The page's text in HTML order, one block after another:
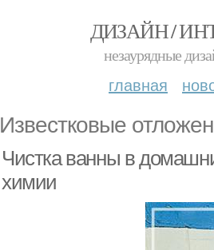
ДИЗАЙН /
незаурядные
главная
Известковые
Чистка ванны в
химии